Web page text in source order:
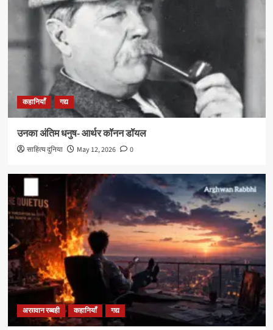
कहानियाँ गद्य
उनका अंतिम धनुष- आर्थर कॉनन डॉयल
साहित्य दुनिया May 12, 2026 0
अरग़वान रब्बही कहानियाँ गद्य